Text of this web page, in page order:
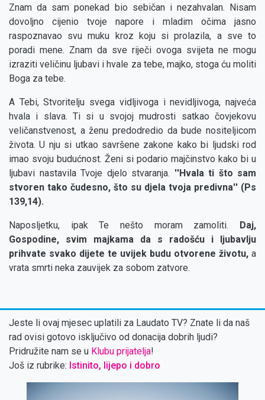
Znam da sam ponekad bio sebičan i nezahvalan. Nisam
dovoljno cijenio tvoje napore i mladim očima jasno
raspoznavao svu muku kroz koju si prolazila, a sve to
poradi mene. Znam da sve riječi ovoga svijeta ne mogu
izraziti veličinu ljubavi i hvale za tebe, majko, stoga ću moliti
Boga za tebe.
A Tebi, Stvoritelju svega vidljivoga i nevidljivoga, najveća
hvala i slava. Ti si u svojoj mudrosti satkao čovjekovu
veličanstvenost, a ženu predodredio da bude nositeljicom
života. U nju si utkao savršene zakone kako bi ljudski rod
imao svoju budućnost. Ženi si podario majčinstvo kako bi u
ljubavi nastavila Tvoje djelo stvaranja. ''Hvala ti što sam
stvoren tako čudesno, što su djela tvoja predivna'' (Ps
139,14).
Naposljetku, ipak Te nešto moram zamoliti.
Daj,
Gospodine, svim majkama da s radošću i ljubavlju
prihvate svako dijete te uvijek budu otvorene životu, a
vrata smrti neka zauvijek za sobom zatvore.
Jeste li ovaj mjesec uplatili za Laudato TV? Znate li da naš
rad ovisi gotovo isključivo od donacija dobrih ljudi?
Pridružite nam se u Klubu prijatelja!
Još iz rubrike: Istinito, lijepo i dobro